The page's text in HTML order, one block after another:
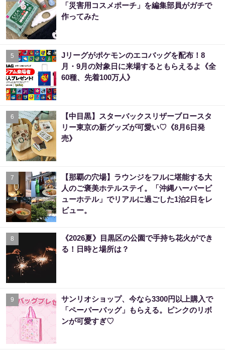
「災害用コスメポーチ」を編集部員がガチで
作ってみた
5
Jリーグがポケモンのエコバッグを配布！8
月・9月の対象日に来場するともらえるよ《全
60種、先着100万人》
6
【中目黒】スターバックスリザーブロースタ
リー東京の新グッズが可愛い♡《8月6日発
売》
7
【那覇の穴場】ラウンジをフルに堪能する大
人のご褒美ホテルステイ。「沖縄ハーバービ
ューホテル」でリアルに過ごした1泊2日をレ
ビュー。
8
《2026夏》目黒区の公園で手持ち花火ができ
る！日時と場所は？
9
サンリオショップ、今なら3300円以上購入で
「ペーパーバッグ」もらえる。ピンクのリボ
ンが可愛すぎ♡